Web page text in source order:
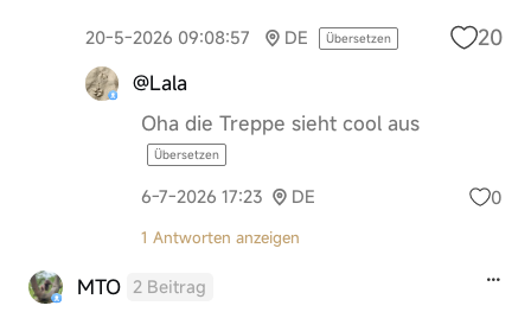
20-5-2026 09:08:57 DE Übersetzen 20
@Lala
Oha die Treppe sieht cool aus
Übersetzen
6-7-2026 17:23 DE 0
1 Antworten anzeigen
MTO 2 Beitrag